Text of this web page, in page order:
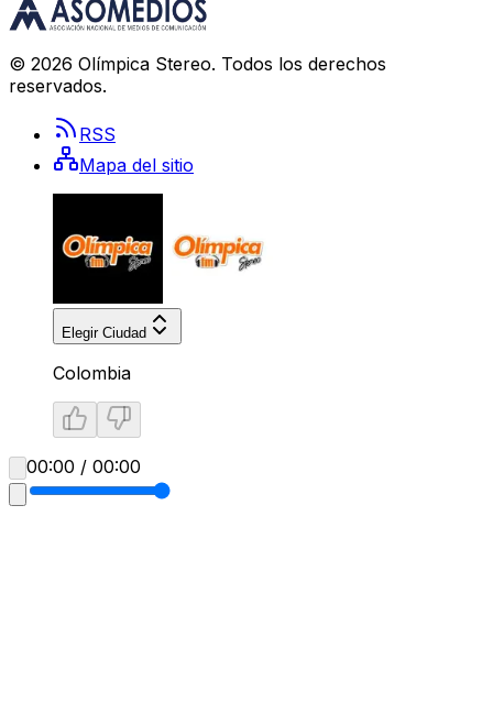
© 2026 Olímpica Stereo. Todos los derechos
reservados.
RSS
Mapa del sitio
Elegir Ciudad
Colombia
00:00 / 00:00